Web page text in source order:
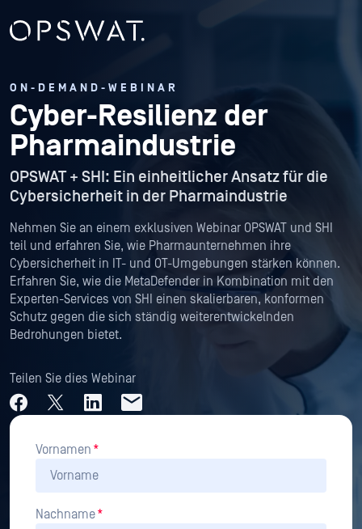
ON-DEMAND-WEBINAR
Cyber-Resilienz der
Pharmaindustrie
OPSWAT + SHI: Ein einheitlicher Ansatz für die
Cybersicherheit in der Pharmaindustrie
Nehmen Sie an einem exklusiven Webinar OPSWAT und SHI
teil und erfahren Sie, wie Pharmaunternehmen ihre
Cybersicherheit in IT- und OT-Umgebungen stärken können.
Erfahren Sie, wie die MetaDefender in Kombination mit den
Experten-Services von SHI einen skalierbaren, konformen
Schutz gegen die sich ständig weiterentwickelnden
Bedrohungen bietet.
Teilen Sie dies Webinar
Vornamen *
Nachname*